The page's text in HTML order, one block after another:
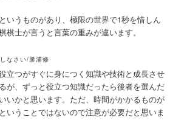
いうものがあり、極限の世界で1秒を惜しん
棋士が言うと言葉の重みが違います。
なさい/勝浦修
立つがすぐに身につく知識や技術と成長させ
が、ずっと役立つ知識だったら後者を選んだ
いかと思います。ただ、時間がかかるものが
いうことではないので注意が必要だと思いま